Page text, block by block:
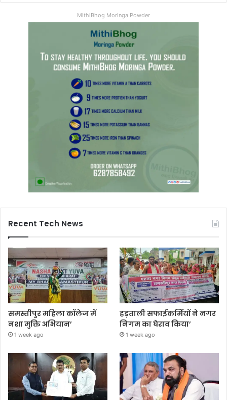
MithiBhog Moringa Powder
Recent Tech News
समस्तीपुर महिला कॉलेज में
नशा मुक्ति अभियान’
1 week ago
हड़ताली सफाईकर्मियों ने नगर
निगम का घेराव किया’
1 week ago